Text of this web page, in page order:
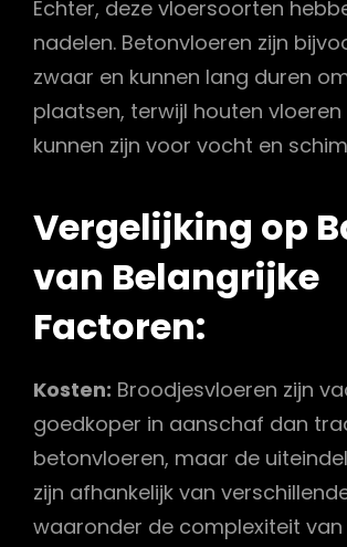
Echter, deze vloersoorten
nadelen. Betonvloeren zijn
zwaar en kunnen lang duren
plaatsen, terwijl houten
kunnen zijn voor vocht en
Vergelijking op
van Belangrijke
Factoren:
Kosten: Broodjesvloeren zijn
goedkoper in aanschaf dan
betonvloeren, maar de
zijn afhankelijk van
waaronder de complexiteit